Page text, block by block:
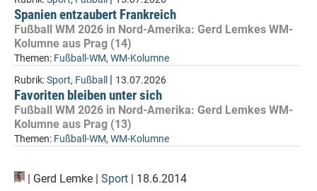
Spanien entzaubert Frankreich
Fußball WM 2026 in Nord-Amerika: Gerd Lemkes WM-
Kolumne aus Prag (14)
Themen: Fußball-WM, WM-Kolumne
Rubrik:Sport, Fußball | 13.07.2026
Favoriten bleiben unter sich
Fußball WM 2026 in Nord-Amerika: Gerd Lemkes WM-
Kolumne aus Prag (13)
Themen: Fußball-WM, WM-Kolumne
| Gerd Lemke | Sport | 18.6.2014